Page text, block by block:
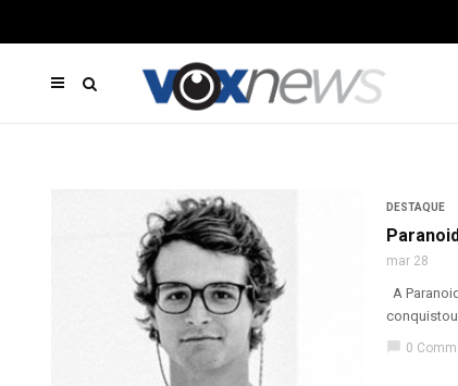
DESTAQUE
mar 28
A
chat_bubble 0